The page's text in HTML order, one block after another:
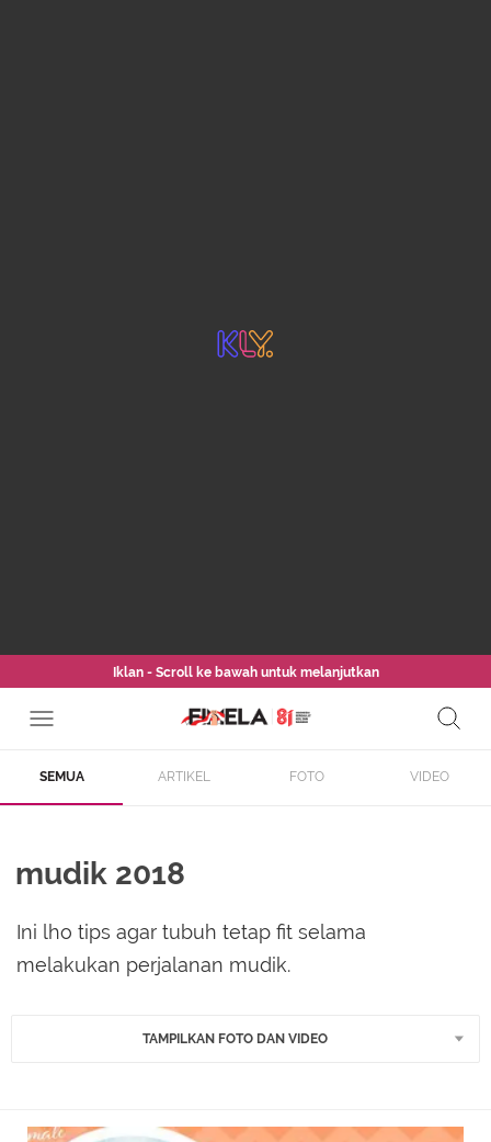
Iklan - Scroll ke bawah untuk melanjutkan
SEMUA ARTIKEL FOTO VIDEO
mudik 2018
Ini lho tips agar tubuh tetap fit selama
melakukan perjalanan mudik.
TAMPILKAN FOTO DAN VIDEO